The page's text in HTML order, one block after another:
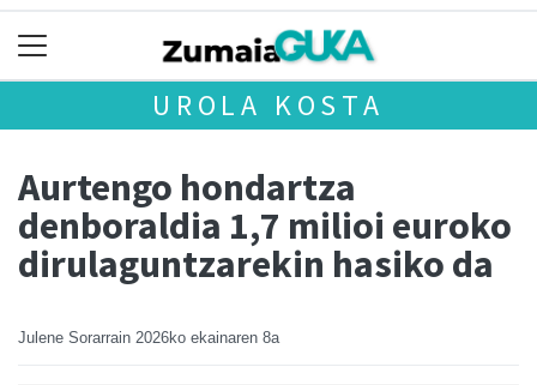
UROLA KOSTA
Aurtengo hondartza
denboraldia 1,7 milioi euroko
dirulaguntzarekin hasiko da
Julene Sorarrain 2026ko ekainaren 8a